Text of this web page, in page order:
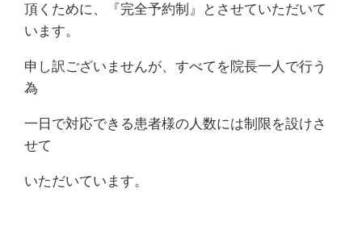
頂くために、『完全予約制』とさせていただいて
います。
申し訳ございませんが、すべてを院長一人で行う
為
一日で対応できる患者様の人数には制限を設けさ
せて
いただいています。